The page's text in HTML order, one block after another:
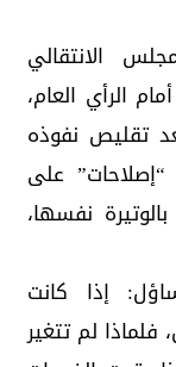
الانتقالي
الرأي العام،
تقليص نفوذه
على
نفسها،
إذا كانت
لم تتغير